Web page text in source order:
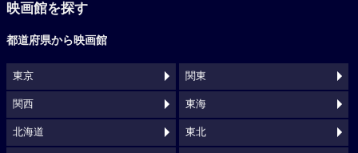
映画館を探す
都道府県から映画館
東京 関東
関西 東海
北海道 東北